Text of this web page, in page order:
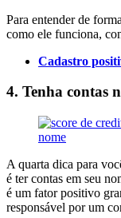
Para entender de
como ele funciona,
Cadastro
4. Tenha contas
A quarta dica para
é ter contas em seu
é um fator positivo
responsável por um